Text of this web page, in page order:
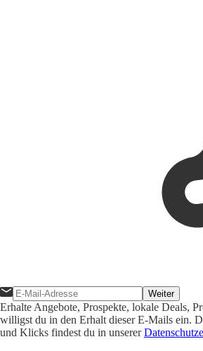
Weiter
Erhalte Angebote, Prospekte, lokale Deals,
willigst du in den Erhalt dieser E-Mails ein.
und Klicks findest du in unserer